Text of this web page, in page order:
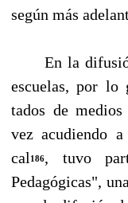
según más
En la difusión
escuelas, por lo
tados de medios
vez acudiendo
cal 186, tuvo
Pedagógicas",